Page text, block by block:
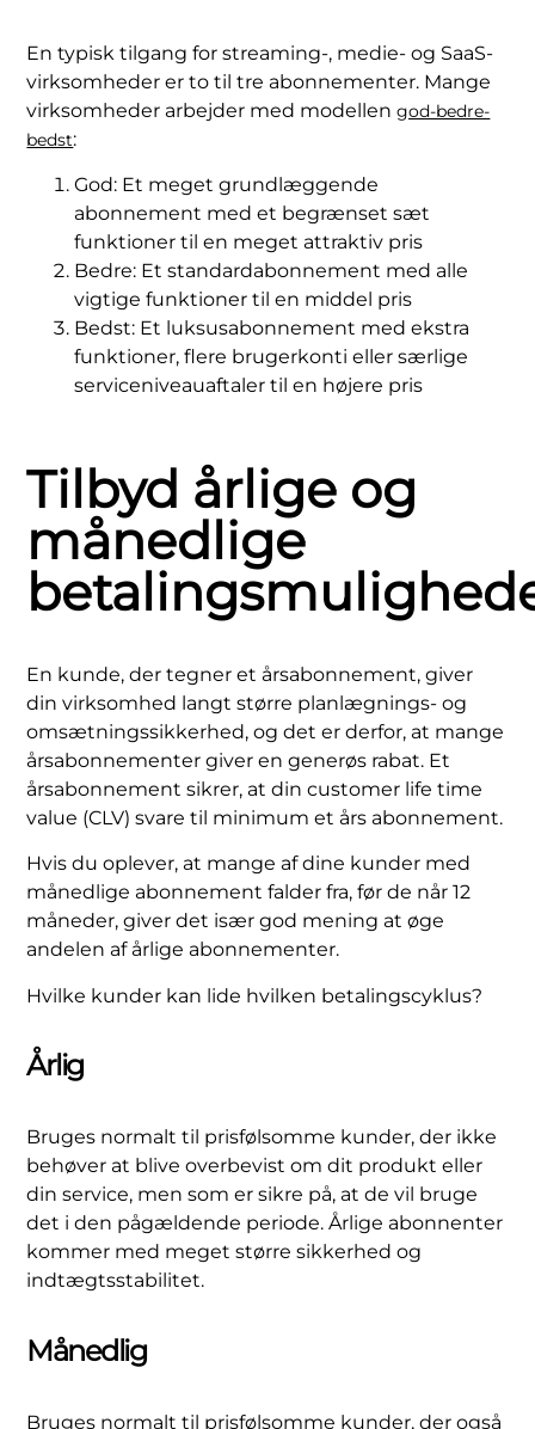
En typisk tilgang for streaming-, medie- og SaaS-
virksomheder er to til tre abonnementer. Mange
virksomheder arbejder med modellengod-bedre-
bedst:
God: Et meget grundlæggende
abonnement med et begrænset sæt
funktioner til en meget attraktiv pris
Bedre: Et standardabonnement med alle
vigtige funktioner til en middel pris
Bedst: Et luksusabonnement med ekstra
funktioner, flere brugerkonti eller særlige
serviceniveauaftaler til en højere pris
Tilbyd årlige og
månedlige
En kunde, der tegner et årsabonnement, giver
din virksomhed langt større planlægnings- og
omsætningssikkerhed, og det er derfor, at mange
årsabonnementer giver en generøs rabat. Et
årsabonnement sikrer, at din customer life time
value (CLV) svare til minimum et års abonnement.
Hvis du oplever, at mange af dine kunder med
månedlige abonnement falder fra, før de når 12
måneder, giver det især god mening at øge
andelen af årlige abonnementer.
Hvilke kunder kan lide hvilken betalingscyklus?
Årlig
Bruges normalt til prisfølsomme kunder, der ikke
behøver at blive overbevist om dit produkt eller
din service, men som er sikre på, at de vil bruge
det i den pågældende periode. Årlige abonnenter
kommer med meget større sikkerhed og
indtægtsstabilitet.
Månedlig
Bruges normalt til prisfølsomme kunder, der også